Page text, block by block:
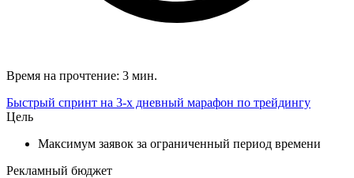
Время на прочтение: 3 мин.
Быстрый спринт на 3-х дневный марафон по трейдингу
Цель
Максимум заявок за ограниченный период времени
Рекламный бюджет